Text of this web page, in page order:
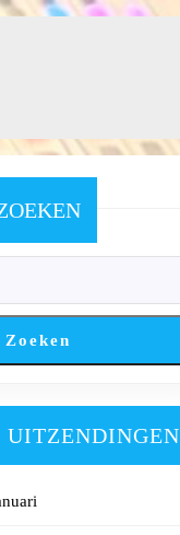
Zoeken
UITZENDINGEN